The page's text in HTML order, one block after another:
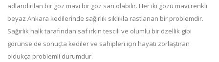
adlandırılan bir göz mavi bir göz sarı olabilir. Her iki gözü mavi renkli
beyaz Ankara kedilerinde sağırlık sıklıkla rastlanan bir problemdir.
Sağırlık halk tarafından saf ırkın tescili ve olumlu bir özellik gibi
görünse de sonuçta kediler ve sahipleri için hayatı zorlaştıran
oldukça problemli durumdur.